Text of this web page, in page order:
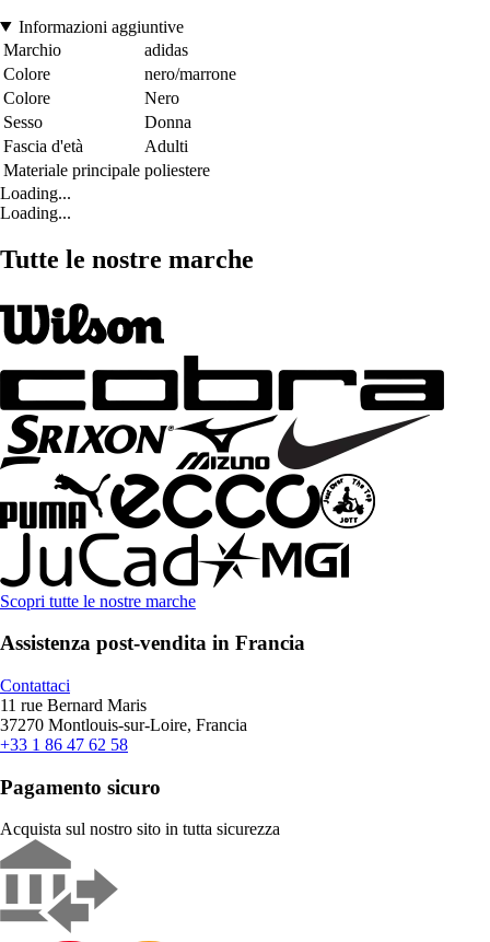
Informazioni aggiuntive
Marchio
adidas
Colore
nero/marrone
Colore
Nero
Sesso
Donna
Fascia d'età
Adulti
Materiale principale poliestere
Loading...
Loading...
Tutte le nostre marche
Scopri tutte le nostre marche
Assistenza post-vendita in Francia
Contattaci
11 rue Bernard Maris
37270 Montlouis-sur-Loire, Francia
+33 1 86 47 62 58
Pagamento sicuro
Acquista sul nostro sito in tutta sicurezza